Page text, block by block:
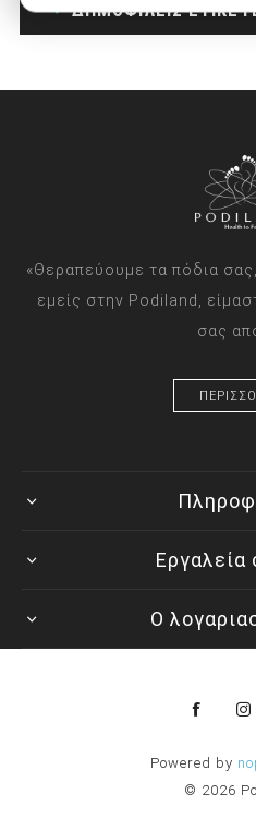
ΔΗΜΟΦΙΛΕΙΣ
«Θεραπεύουμε τα πόδια
εμείς στην Podiland,
σας
Εργαλεία
Ο
Powered by
© 2026